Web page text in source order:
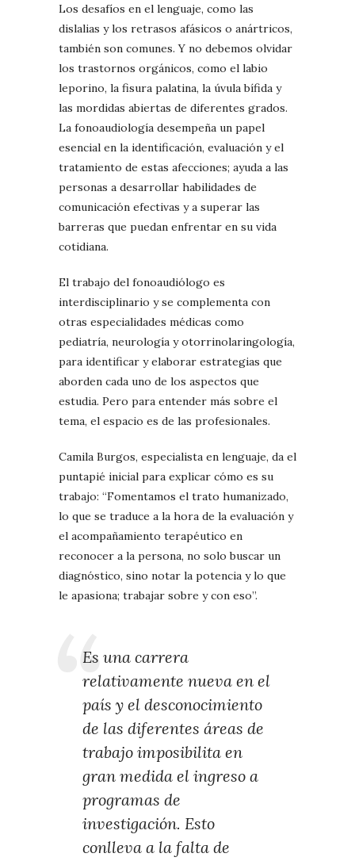
Los desafíos en el lenguaje, como las
dislalias y los retrasos afásicos o anártricos,
también son comunes. Y no debemos olvidar
los trastornos orgánicos, como el labio
leporino, la fisura palatina, la úvula bífida y
las mordidas abiertas de diferentes grados.
La fonoaudiología desempeña un papel
esencial en la identificación, evaluación y el
tratamiento de estas afecciones; ayuda a las
personas a desarrollar habilidades de
comunicación efectivas y a superar las
barreras que puedan enfrentar en su vida
cotidiana.
El trabajo del fonoaudiólogo es
interdisciplinario y se complementa con
otras especialidades médicas como
pediatría, neurología y otorrinolaringología,
para identificar y elaborar estrategias que
aborden cada uno de los aspectos que
estudia. Pero para entender más sobre el
tema, el espacio es de las profesionales.
Camila Burgos, especialista en lenguaje, da el
puntapié inicial para explicar cómo es su
trabajo: “Fomentamos el trato humanizado,
lo que se traduce a la hora de la evaluación y
el acompañamiento terapéutico en
reconocer a la persona, no solo buscar un
diagnóstico, sino notar la potencia y lo que
le apasiona; trabajar sobre y con eso”.
Es una carrera
relativamente nueva en el
país y el desconocimiento
de las diferentes áreas de
trabajo imposibilita en
gran medida el ingreso a
programas de
investigación. Esto
conlleva a la falta de